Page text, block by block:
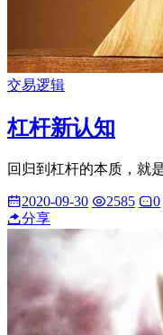
交易逻辑
杠杆新认知
回归到杠杆的本质，就
2020-09-30 2585
0
分享